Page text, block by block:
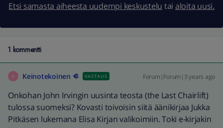
Etsi samasta aiheesta uudempi keskustelu tai aloita uusi.
1 kommentti
K Keinotekoinen VASTAUS Forum|Forum|3 years ago
Onkohan John Irvingin uusinta teosta (the Last Chairlift)
tulossa suomeksi? Kovasti toivoisin siitä äänikirjaa Jukka
Pitkäsen lukemana Elisa Kirjan valikoimiin. Toki e-kirjakin